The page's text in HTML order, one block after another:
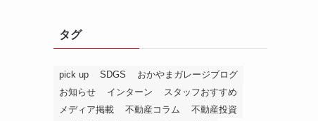
タグ
pick up SDGS
おかやまガレージブログ
お知らせ
インターン
スタッフおすすめ
メディア掲載
不動産コラム
不動産投資